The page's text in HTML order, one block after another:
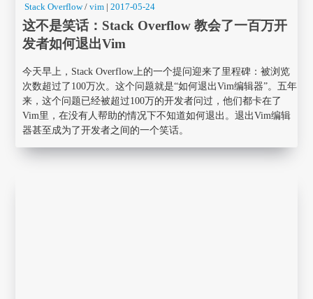
Stack Overflow / vim |2017-05-24
这不是笑话：Stack Overflow 教会了一百万开
发者如何退出Vim
今天早上，Stack Overflow上的一个提问迎来了里程碑：被浏览
次数超过了100万次。这个问题就是“如何退出Vim编辑器”。五年
来，这个问题已经被超过100万的开发者问过，他们都卡在了
Vim里，在没有人帮助的情况下不知道如何退出。退出Vim编辑
器甚至成为了开发者之间的一个笑话。